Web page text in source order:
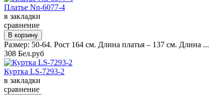
Платье Nn-6077-4
в закладки
сравнение
Размер: 50-64. Рост 164 см. Длина платья – 137 см. Длина ...
308 Бел.руб
Куртка LS-7293-2
в закладки
сравнение